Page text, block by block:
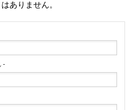
ありません。
-